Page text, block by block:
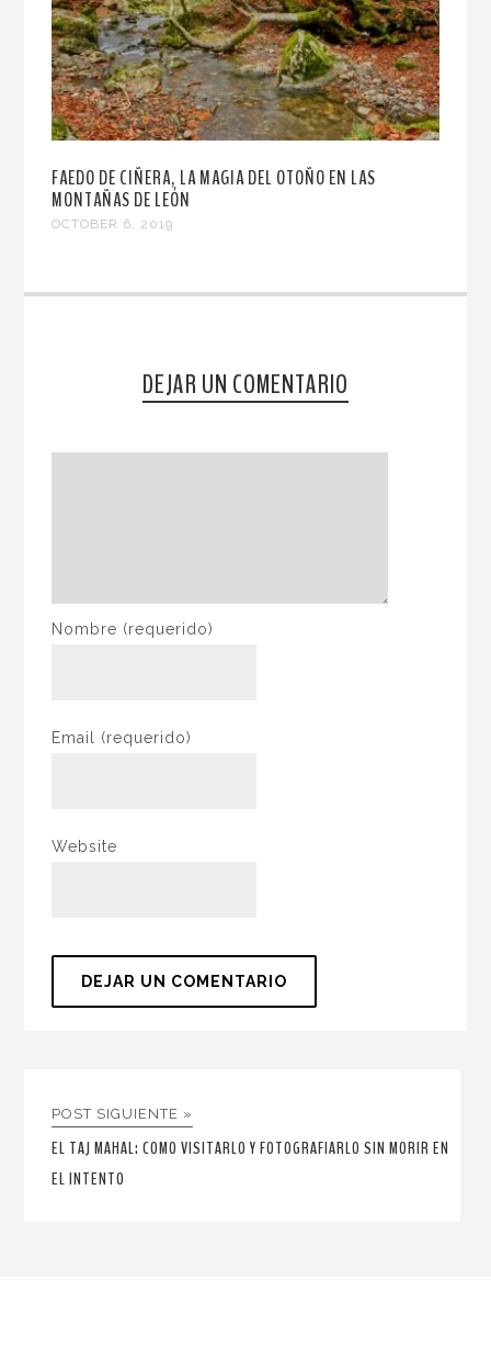
FAEDO DE CIÑERA, LA MAGIA DEL OTOÑO EN LAS
MONTAÑAS DE LEÓN
OCTOBER 6, 2019
DEJAR UN COMENTARIO
Nombre (requerido)
Email (requerido)
Website
POST SIGUIENTE »
EL TAJ MAHAL: COMO VISITARLO Y FOTOGRAFIARLO SIN MORIR EN
EL INTENTO